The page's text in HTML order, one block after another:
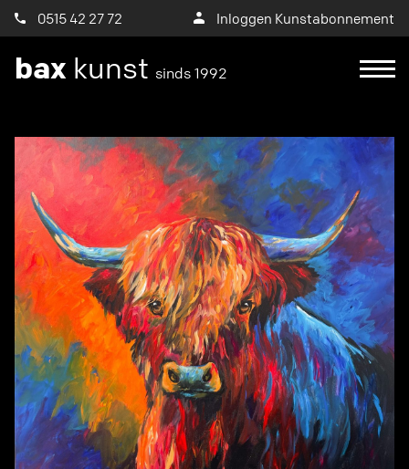
0515 42 27 72 Inloggen Kunstabonnement
bax kunst sinds 1992